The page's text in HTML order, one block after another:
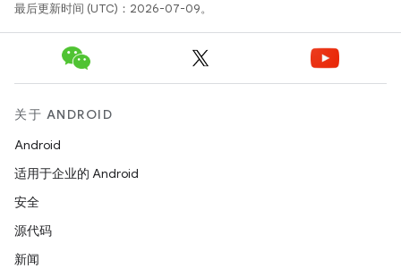
最后更新时间 (UTC)：2026-07-09。
关于 ANDROID
Android
适用于企业的 Android
安全
源代码
新闻